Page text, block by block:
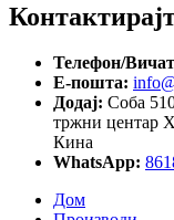
Телефон/
Е-пошта:
Додај: Соба
тржни центар
Кина
WhatsApp:
Дом